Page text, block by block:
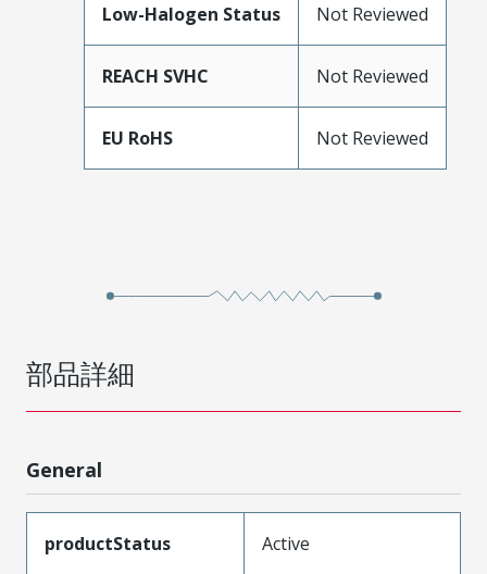
Low-Halogen Status Not Reviewed
REACH SVHC Not Reviewed
EU RoHS Not Reviewed
部品詳細
General
productStatus Active